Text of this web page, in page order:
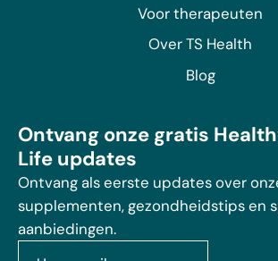
Voor therapeuten
Over TS Health
Blog
Ontvang onze gratis
Life updates
Ontvang als eerste updates over
supplementen, gezondheidstips en
aanbiedingen.